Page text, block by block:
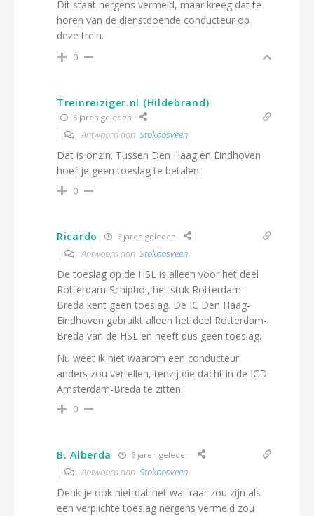
Dit staat nergens vermeld, maar kreeg dat te
horen van de dienstdoende conducteur op
deze trein.
0
Treinreiziger.nl (Hildebrand)
6 jaren geleden
Antwoord aan Stokbosveen
Dat is onzin. Tussen Den Haag en Eindhoven
hoef je geen toeslag te betalen.
0
Ricardo 6 jaren geleden
Antwoord aan Stokbosveen
De toeslag op de HSL is alleen voor het deel
Rotterdam-Schiphol, het stuk Rotterdam-
Breda kent geen toeslag. De IC Den Haag-
Eindhoven gebruikt alleen het deel Rotterdam-
Breda van de HSL en heeft dus geen toeslag.
Nu weet ik niet waarom een conducteur
anders zou vertellen, tenzij die dacht in de ICD
Amsterdam-Breda te zitten.
0
B. Alberda 6 jaren geleden
Antwoord aan Stokbosveen
Denk je ook niet dat het wat raar zou zijn als
een verplichte toeslag nergens vermeld zou